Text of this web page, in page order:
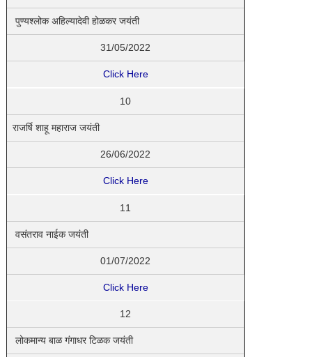
पुण्यश्लोक अहिल्यादेवी होळकर जयंती
31/05/2022
Click Here
10
राजर्षि शाहू महाराज जयंती
26/06/2022
Click Here
11
वसंतराव नाईक जयंती
01/07/2022
Click Here
12
लोकमान्य बाळ गंगाधर टिळक जयंती